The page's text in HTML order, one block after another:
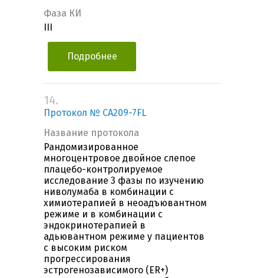
Фаза КИ
Подробнее
14.
Протокол № CA209-7FL
Название протокола
Рандомизированное
многоцентровое двойное слепое
плацебо-контролируемое
исследование 3 фазы по изучению
ниволумаба в комбинации с
химиотерапией в неоадъювантном
режиме и в комбинации с
эндокринотерапией в
адьювантном режиме у пациентов
с высоким риском
прогрессирования
эстрогенозависимого (ER+)